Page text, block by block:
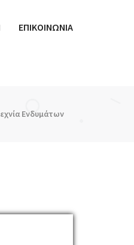
ΕΠΙΚΟΙΝΩΝΙΑ
Ενδυμάτων